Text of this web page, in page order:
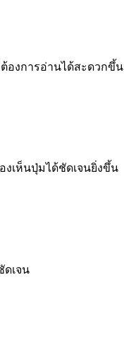
องการอ่านได้สะดวกขึ้น
งเห็นปุ่มได้ชัดเจนยิ่งขึ้น
ดเจน